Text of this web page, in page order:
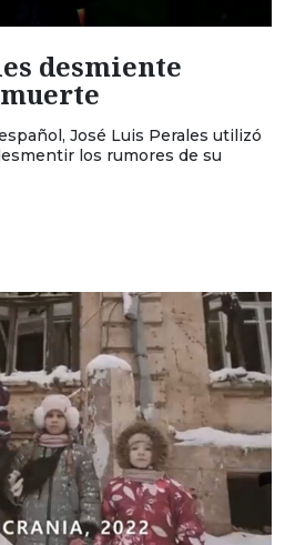
desmiente
José Luis Perales utilizó
los rumores de su